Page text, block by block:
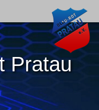
Pratau